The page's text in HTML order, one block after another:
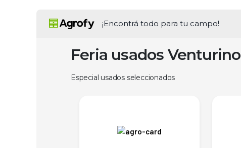
¡Encontrá todo para tu campo!
Feria usados Venturino
Especial usados seleccionados